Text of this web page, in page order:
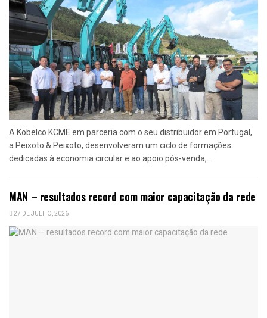
A Kobelco KCME em parceria com o seu distribuidor em Portugal,
a Peixoto & Peixoto, desenvolveram um ciclo de formações
dedicadas à economia circular e ao apoio pós-venda,...
MAN – resultados record com maior capacitação da rede
27 DE JULHO, 2026